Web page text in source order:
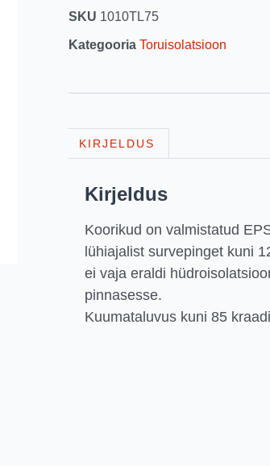
SKU 1010TL75
Kategooria Toruisolatsioon
KIRJELDUS
Kirjeldus
Koorikud on valmistatud
lühiajalist survepinget kuni
ei vaja eraldi
pinnasesse.
Kuumataluvus kuni 85